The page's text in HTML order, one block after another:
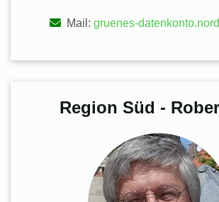
Mail: gruenes-
Region Süd -